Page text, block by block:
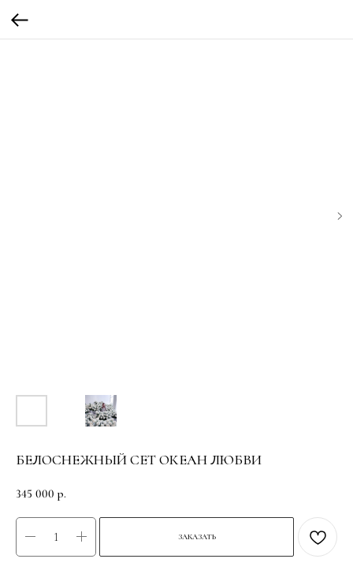
БЕЛОСНЕЖНЫЙ СЕТ ОКЕАН ЛЮБВИ
345 000 р.
ЗАКАЗАТЬ